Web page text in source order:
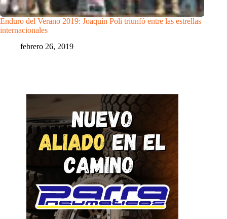
Enduro del Verano 2019: Joaquín Poli triunfó entre las estrellas
internacionales
febrero 26, 2019